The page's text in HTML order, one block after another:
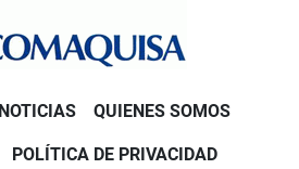
NOTICIAS QUIENES SOMOS
POLÍTICA DE PRIVACIDAD